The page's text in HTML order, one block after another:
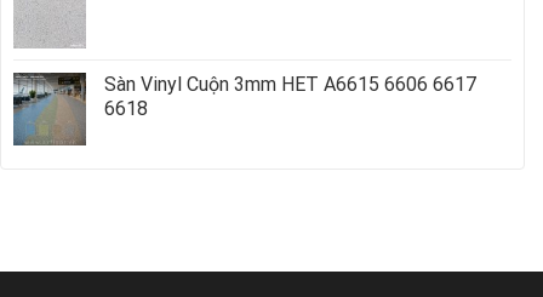
Sàn Vinyl Cuộn 3mm HET A6615 6606 6617
6618